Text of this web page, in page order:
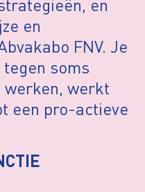
en
en
FNV. Je
soms
werkt
een pro-actieve